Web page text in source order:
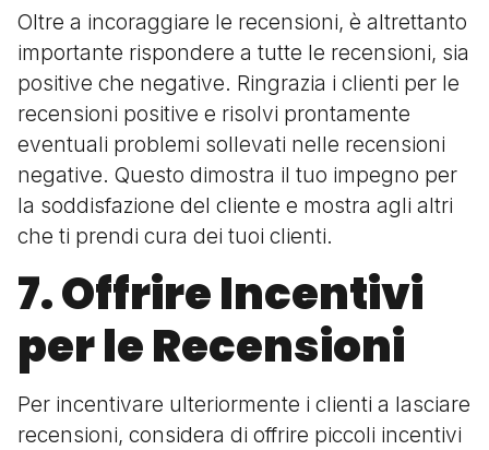
Oltre a incoraggiare le recensioni, è altrettanto
importante rispondere a tutte le recensioni, sia
positive che negative. Ringrazia i clienti per le
recensioni positive e risolvi prontamente
eventuali problemi sollevati nelle recensioni
negative. Questo dimostra il tuo impegno per
la soddisfazione del cliente e mostra agli altri
che ti prendi cura dei tuoi clienti.
7. Offrire Incentivi
per le Recensioni
Per incentivare ulteriormente i clienti a lasciare
recensioni, considera di offrire piccoli incentivi